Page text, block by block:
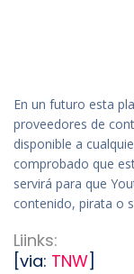
En un futuro esta
proveedores de
disponible a
comprobado que
servirá para que
contenido, pirata o
Liinks:
[via: TNW